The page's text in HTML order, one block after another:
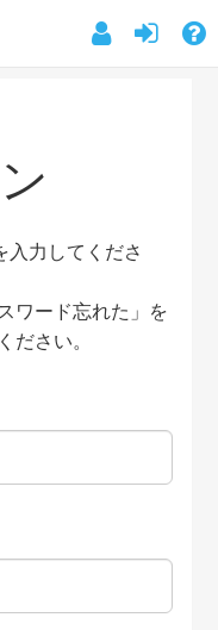
入力してくださ
ワード忘れた」を
ださい。